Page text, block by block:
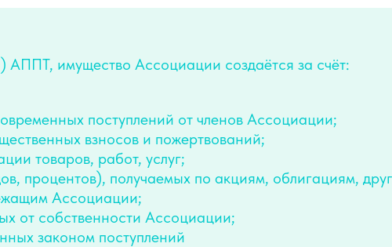
АППТ, имущество Ассоциации создаётся за счёт:
поступлений от членов Ассоциации;
взносов и пожертвований;
товаров, работ, услуг;
процентов), получаемых по акциям, облигациям,
Ассоциации;
от собственности Ассоциации;
законом поступлений